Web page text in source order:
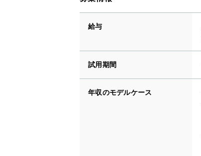
給与
試用期間
年収のモデルケース